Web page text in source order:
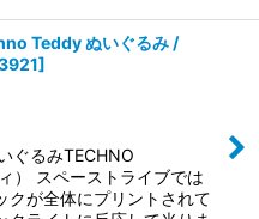
Teddy ぬいぐるみ /
]
ぐるみTECHNO
） スペーストライブでは
クが全体にプリントされて